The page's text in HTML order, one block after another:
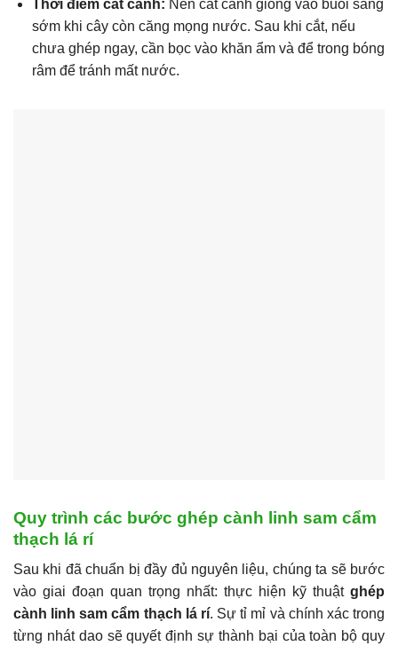
Thời điểm cắt cành: Nên cắt cành giống vào buổi sáng
sớm khi cây còn căng mọng nước. Sau khi cắt, nếu
chưa ghép ngay, cần bọc vào khăn ẩm và để trong bóng
râm để tránh mất nước.
Quy trình các bước ghép cành linh sam cẩm
thạch lá rí
Sau khi đã chuẩn bị đầy đủ nguyên liệu, chúng ta sẽ bước
vào giai đoạn quan trọng nhất: thực hiện kỹ thuật ghép
cành linh sam cẩm thạch lá rí. Sự tỉ mỉ và chính xác trong
từng nhát dao sẽ quyết định sự thành bại của toàn bộ quy